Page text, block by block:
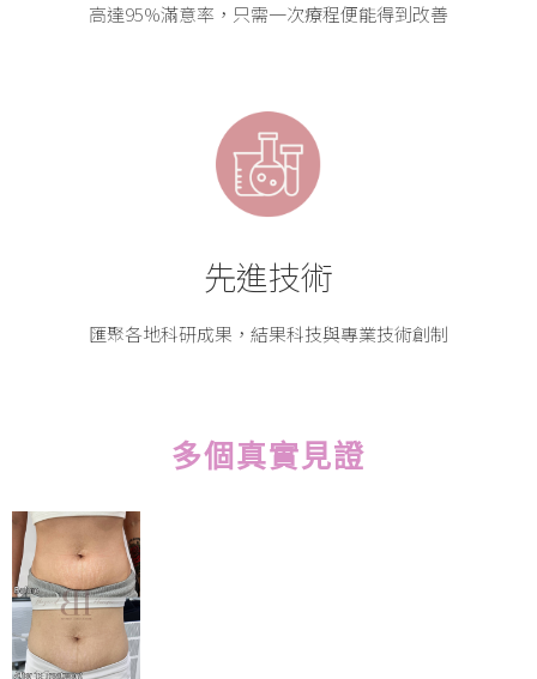
高達95%滿意率，只需一次療程便能得到改善
先進技術
匯聚各地科研成果，結果科技與專業技術創制
多個真實見證